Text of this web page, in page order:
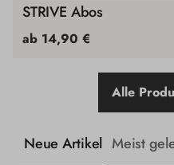
STRIVE Abos
ab 14,90 €
Alle
Neue Artikel Meist